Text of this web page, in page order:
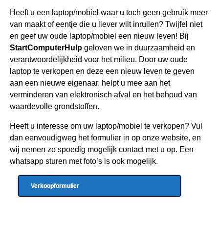
Heeft u een laptop/mobiel waar u toch geen gebruik meer
van maakt of eentje die u liever wilt inruilen? Twijfel niet
en geef uw oude laptop/mobiel een nieuw leven! Bij
StartComputerHulp geloven we in duurzaamheid en
verantwoordelijkheid voor het milieu. Door uw oude
laptop te verkopen en deze een nieuw leven te geven
aan een nieuwe eigenaar, helpt u mee aan het
verminderen van elektronisch afval en het behoud van
waardevolle grondstoffen.
Heeft u interesse om uw laptop/mobiel te verkopen? Vul
dan eenvoudigweg het formulier in op onze website, en
wij nemen zo spoedig mogelijk contact met u op. Een
whatsapp sturen met foto’s is ook mogelijk.
Verkoopformulier